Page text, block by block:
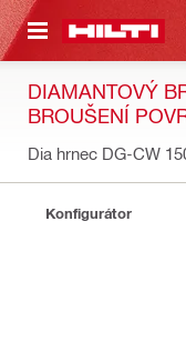
HLAVNÍ OBSAH
DIAMANTOVÝ
BROUŠENÍ
Dia hrnec DG-CW
Konfigurátor